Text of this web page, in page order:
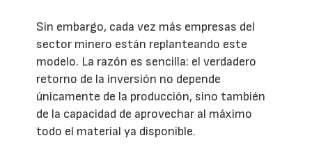
Sin embargo, cada vez más empresas del
sector minero están replanteando este
modelo. La razón es sencilla: el verdadero
retorno de la inversión no depende
únicamente de la producción, sino también
de la capacidad de aprovechar al máximo
todo el material ya disponible.